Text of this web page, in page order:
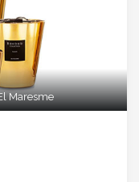
Maresme